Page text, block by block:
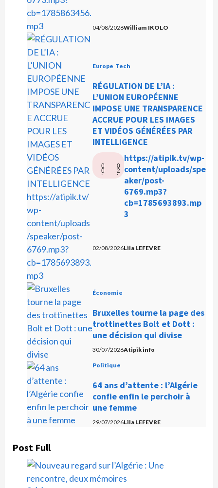
u
04/08/2026William IKOLO
Europe Tech
RÉGULATION DE L’IA :
L’UNION EUROPÉENNE
IMPOSE UNE TRANSPARENCE
ACCRUE POUR LES IMAGES
ET VIDÉOS GÉNÉRÉES PAR
INTELLIGENCE
u
0
0
:
0
2
:
https://atipik.tv/wp-
content/uploads/spe
aker/post-
6769.mp3?
cb=1785693893.mp
3
02/08/2026Lila LEFEVRE
Économie
Bruxelles tourne la page des
trottinettes Bolt et Dott :
une décision qui divise
30/07/2026Atipik info
Politique
64 ans d’attente : l’Algérie
confie enfin le perchoir à
une femme
29/07/2026Lila LEFEVRE
Post Full